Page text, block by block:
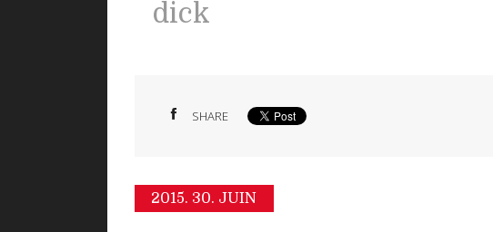
dick
SHARE
2015. 30. JUIN